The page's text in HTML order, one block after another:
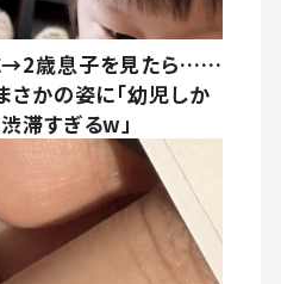
→2歳息子を見たら……
さかの姿に「幼児しか
滞すぎるw」